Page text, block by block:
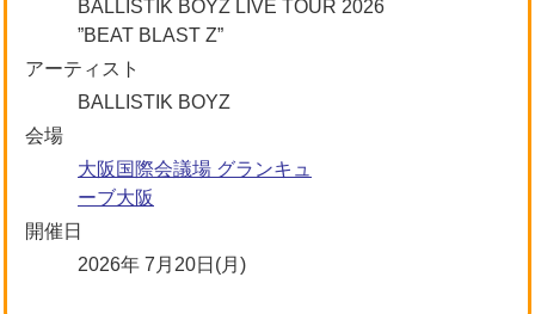
BALLISTIK BOYZ LIVE TOUR 2026
”BEAT BLAST Z”
アーティスト
BALLISTIK BOYZ
会場
大阪国際会議場 グランキュ
ーブ大阪
開催日
2026年 7月20日(月)